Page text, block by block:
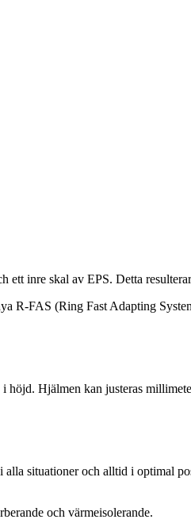
ett inre skal av EPS. Detta
R-FAS (Ring Fast Adapting
höjd. Hjälmen kan justeras
alla situationer och alltid i optimal
och värmeisolerande.